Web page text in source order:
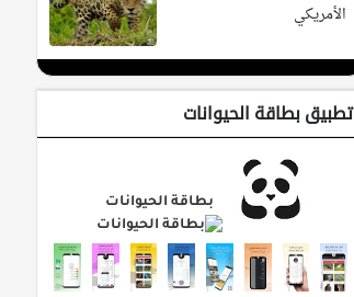
الأمريكي
تطبيق بطاقة الحيوانات
بطاقة الحيوانات